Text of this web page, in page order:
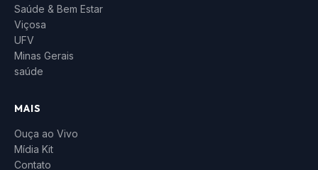
Saúde & Bem Estar
Viçosa
UFV
Minas Gerais
saúde
MAIS
Ouça ao Vivo
Mídia Kit
Contato